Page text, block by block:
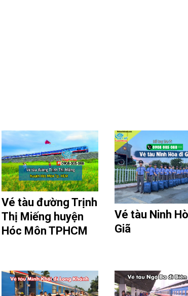
Vé tàu đường Trịnh
Thị Miếng huyện
Hóc Môn TPHCM
Vé tàu Ninh
Giã